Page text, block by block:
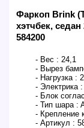
Фаркоп Brink
хэтчбек,
584200
- Вес : 24,1
- Вырез
- Нагрузка :
- Электрика :
- Блок
- Тип шара :
- Крепление
- Артикул :